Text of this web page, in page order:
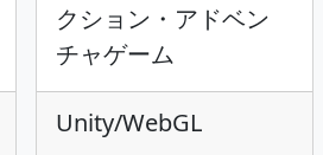
クション・アドベン
チャゲーム
Unity/WebGL